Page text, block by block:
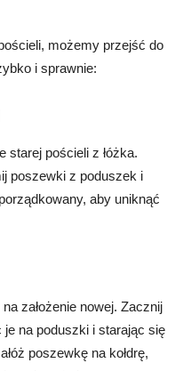
możemy przejść do
i sprawnie:
starej pościeli z łóżka.
poszewki z poduszek i
aby uniknąć
założenie nowej. Zacznij
je na poduszki i starając się
poszewkę na kołdrę,